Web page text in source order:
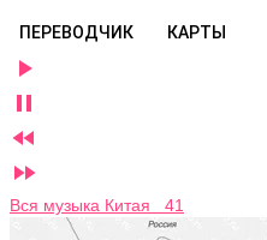
ПЕРЕВОДЧИК КАРТЫ




Вся музыка Китая 41